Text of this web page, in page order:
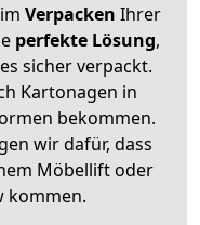
Verpacken Ihrer
perfekte Lösung,
sicher verpackt.
Kartonagen in
bekommen.
wir dafür, dass
Möbellift oder
kommen.